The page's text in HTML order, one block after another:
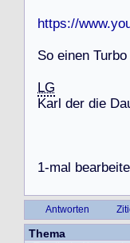
https://
So einen Turbo
LG
Kar der die Da
1-mal bearbeite
Antworten
Thema